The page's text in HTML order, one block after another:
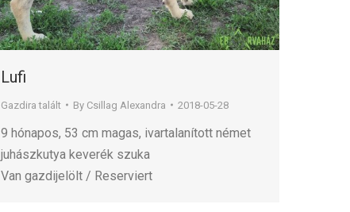
Lufi
Gazdira talált By Csillag Alexandra 2018-05-28
9 hónapos, 53 cm magas, ivartalanított német
juhászkutya keverék szuka
Van gazdijelölt / Reserviert